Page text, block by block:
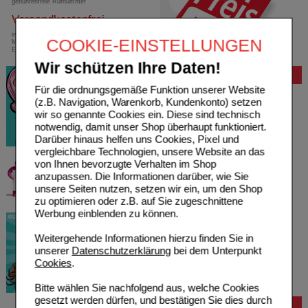
COOKIE-EINSTELLUNGEN
Wir schützen Ihre Daten!
Für die ordnungsgemäße Funktion unserer Website
(z.B. Navigation, Warenkorb, Kundenkonto) setzen
wir so genannte Cookies ein. Diese sind technisch
notwendig, damit unser Shop überhaupt funktioniert.
Darüber hinaus helfen uns Cookies, Pixel und
vergleichbare Technologien, unsere Website an das
von Ihnen bevorzugte Verhalten im Shop
anzupassen. Die Informationen darüber, wie Sie
unsere Seiten nutzen, setzen wir ein, um den Shop
zu optimieren oder z.B. auf Sie zugeschnittene
Werbung einblenden zu können.
Weitergehende Informationen hierzu finden Sie in
unserer Datenschutzerklärungbei dem Unterpunkt
Cookies.
Bitte wählen Sie nachfolgend aus, welche Cookies
gesetzt werden dürfen, und bestätigen Sie dies durch
Versandkostenfrei
innerhalb Deutschlands bei einem
Mindestbestellwert von 13,99 Euro oder bei
Einsendung eines Kassenrezeptes
Bewertung
Bestellung